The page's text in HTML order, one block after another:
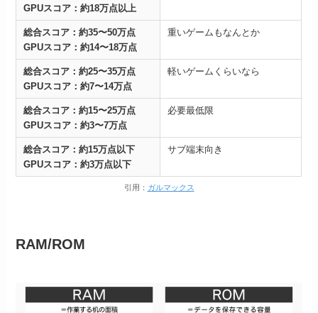
GPUスコア：約18万点以上
総合スコア：約35〜50万点
GPUスコア：約14〜18万点
重いゲームもなんとか
総合スコア：約25〜35万点
GPUスコア：約7〜14万点
軽いゲームくらいなら
総合スコア：約15〜25万点
GPUスコア：約3〜7万点
必要最低限
総合スコア：約15万点以下
GPUスコア：約3万点以下
サブ端末向き
引用： ガルマックス
RAM/ROM